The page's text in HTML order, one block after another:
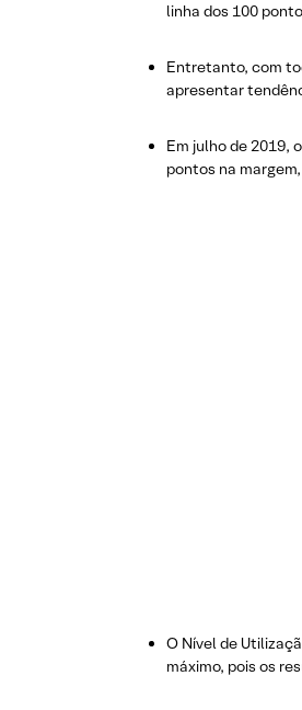
linha dos 100
Entretanto, com
apresentar
Em julho de 2019,
pontos na
O Nível de
máximo, pois os